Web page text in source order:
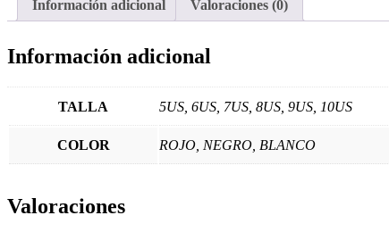
Información adicional Valoraciones (0)
Información adicional
TALLA 5US, 6US, 7US, 8US, 9US, 10US
COLOR ROJO, NEGRO, BLANCO
Valoraciones